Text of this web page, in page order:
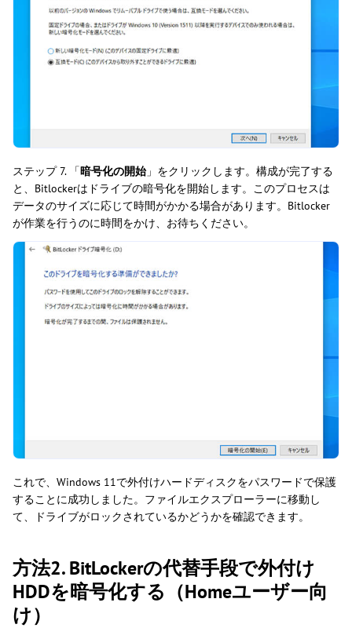
ステップ 7. 「暗号化の開始」をクリックします。構成が完了する
と、Bitlockerはドライブの暗号化を開始します。このプロセスは
データのサイズに応じて時間がかかる場合があります。Bitlocker
が作業を行うのに時間をかけ、お待ちください。
これで、Windows 11で外付けハードディスクをパスワードで保護
することに成功しました。ファイルエクスプローラーに移動し
て、ドライブがロックされているかどうかを確認できます。
方法2. BitLockerの代替手段で外付け
HDDを暗号化する（Homeユーザー向
け）